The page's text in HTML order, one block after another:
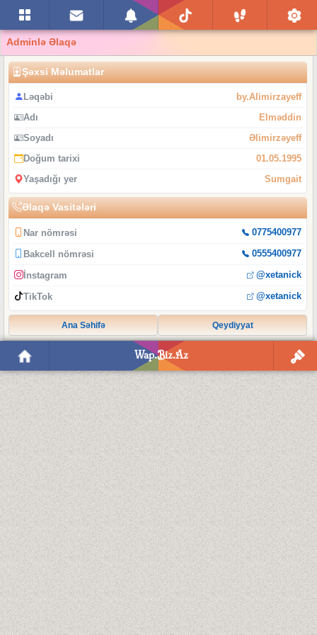
Adminlə Əlaqə
Şəxsi Məlumatlar
Ləqəbi
by.Alimirzayeff
Adı
Elməddin
Soyadı
Əlimirzəyeff
Doğum tarixi
01.05.1995
Yaşadığı yer
Sumgait
Əlaqə Vasitələri
Nar nömrəsi 0775400977
Bakcell nömrəsi 0555400977
İnstagram @xetanick
TikTok @xetanick
Ana Səhifə Qeydiyyat
Wap.Biz.Az